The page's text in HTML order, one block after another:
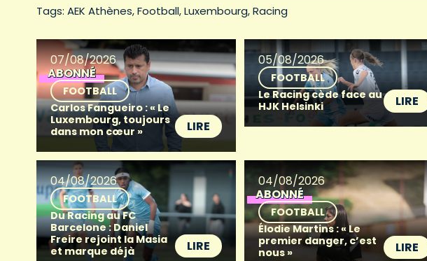
Tags: AEK Athènes Football Luxembourg Racing
07/08/2026
ABONNÉ
FOOTBALL
Carlos Fangueiro : « Le
Luxembourg, toujours
dans mon cœur »
LIRE
05/08/2026
FOOTBALL
Le Racing cède face au
HJK Helsinki
LIRE
04/08/2026
FOOTBALL
Du Racing au FC
Barcelone : Daniel
Freire rejoint la Masia
et marque déjà
LIRE
04/08/2026
ABONNÉ
FOOTBALL
Élodie Martins : « Le
premier danger, c’est
nous »
LIRE